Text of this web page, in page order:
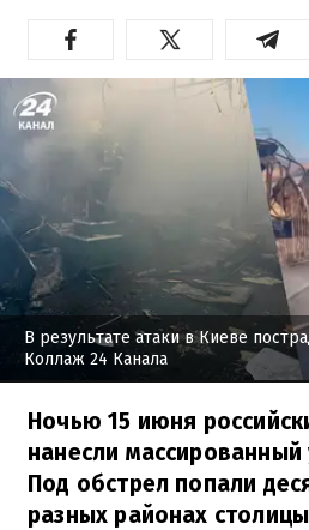
В результате атаки в Киеве
Коллаж 24 Канала
Ночью 15 июня
нанесли
Под обстрел попали
разных районах